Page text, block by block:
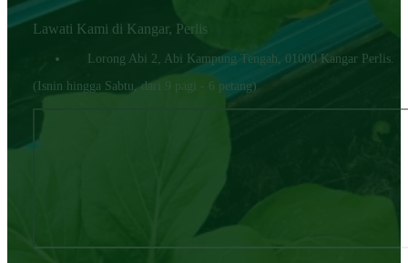
Lawati Kami di Kangar, Perlis
Lorong Abi 2, Abi Kampung Tengah, 01000 Kangar Perlis.
(Isnin hingga Sabtu, dari 9 pagi - 6 petang)